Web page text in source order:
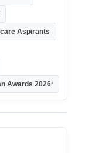
Aspirants
Awards 2026‘